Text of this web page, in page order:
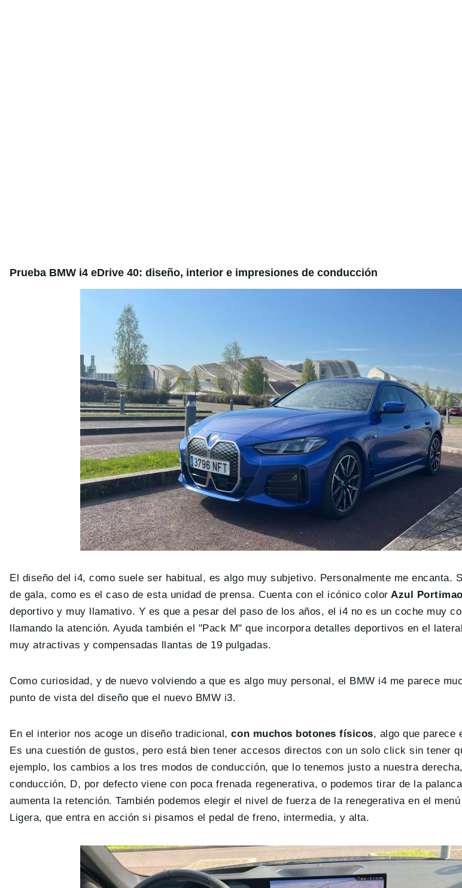
Prueba BMW i4 eDrive 40: diseño, interior e impresiones de conducción
El diseño del i4, como suele ser habitual, es algo muy subjetivo. Personalmente me encanta.
de gala, como es el caso de esta unidad de prensa. Cuenta con el icónico color Azul Portimao
deportivo y muy llamativo. Y es que a pesar del paso de los años, el i4 no es un coche muy
llamando la atención. Ayuda también el "Pack M" que incorpora detalles deportivos en el
muy atractivas y compensadas llantas de 19 pulgadas.
Como curiosidad, y de nuevo volviendo a que es algo muy personal, el BMW i4 me parece
punto de vista del diseño que el nuevo BMW i3.
En el interior nos acoge un diseño tradicional,con muchos botones físicos, algo que parece
Es una cuestión de gustos, pero está bien tener accesos directos con un solo click sin tener
ejemplo, los cambios a los tres modos de conducción, que lo tenemos justo a nuestra
conducción, D, por defecto viene con poca frenada regenerativa, o podemos tirar de la
aumenta la retención. También podemos elegir el nivel de fuerza de la renegerativa en el
Ligera, que entra en acción si pisamos el pedal de freno, intermedia, y alta.